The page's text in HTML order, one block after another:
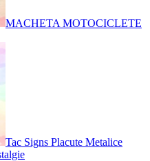
MACHETA MOTOCICLETE
Tac Signs Placute Metalice